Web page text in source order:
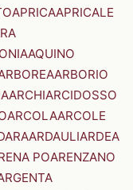
APRICAAPRICALE
AQUINO
ARBORIO
ARCHIARCIDOSSO
ARCOLAARCOLE
ARDAULIARDEA
POARENZANO